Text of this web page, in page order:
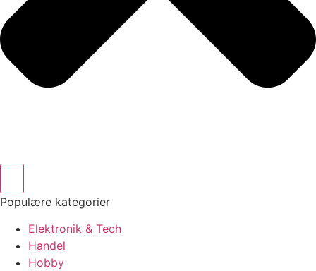
Populære kategorier
Elektronik & Tech
Handel
Hobby